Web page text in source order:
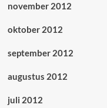
november 2012
oktober 2012
september 2012
augustus 2012
juli 2012